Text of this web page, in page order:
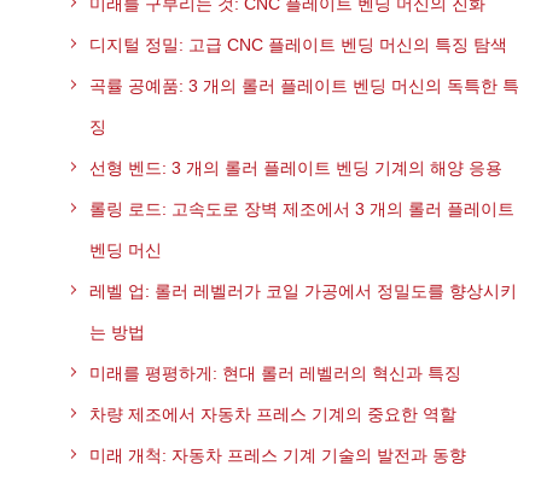
디지털 정밀: 고급 CNC 플레이트 벤딩 머신의 특징 탐색
곡률 공예품: 3 개의 롤러 플레이트 벤딩 머신의 독특한 특
징
선형 벤드: 3 개의 롤러 플레이트 벤딩 기계의 해양 응용
롤링 로드: 고속도로 장벽 제조에서 3 개의 롤러 플레이트
벤딩 머신
레벨 업: 롤러 레벨러가 코일 가공에서 정밀도를 향상시키
는 방법
미래를 평평하게: 현대 롤러 레벨러의 혁신과 특징
차량 제조에서 자동차 프레스 기계의 중요한 역할
미래 개척: 자동차 프레스 기계 기술의 발전과 동향